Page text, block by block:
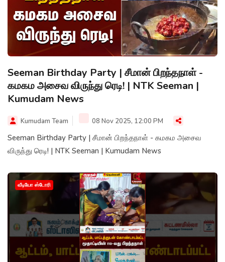
Seeman Birthday Party | சீமான் பிறந்தநாள் -
கமகம அசைவ விருந்து ரெடி! | NTK Seeman |
Kumudam News
Kumudam Team 08 Nov 2025, 12:00 PM
Seeman Birthday Party | சீமான் பிறந்தநாள் - கமகம அசைவ
விருந்து ரெடி! | NTK Seeman | Kumudam News
வீடியோ ஸ்டோரி